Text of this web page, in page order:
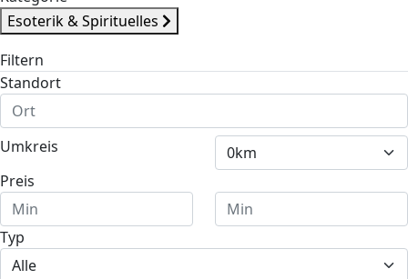
Esoterik & Spirituelles
Filtern
Standort
Umkreis
Preis
Typ